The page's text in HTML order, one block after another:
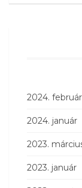
2024. február
2024. január
2023.
2023. január